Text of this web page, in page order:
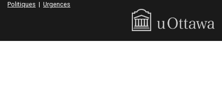
Politiques | Urgences